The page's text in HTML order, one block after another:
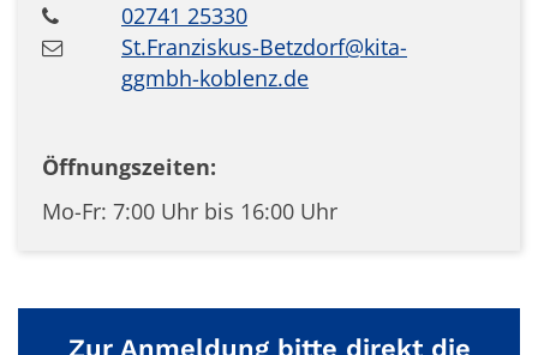
02741 25330
St.Franziskus-Betzdorf@kita-
ggmbh-koblenz.de
Öffnungszeiten:
Mo-Fr: 7:00 Uhr bis 16:00 Uhr
Zur Anmeldung bitte direkt die